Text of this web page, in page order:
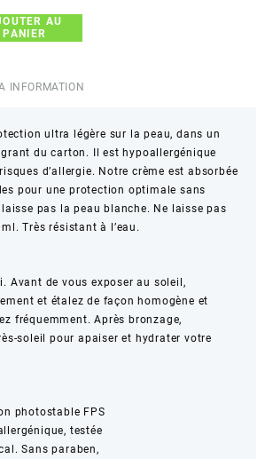
AU
PANIER
INFORMATION
ultra légère sur la peau, dans un
du carton. Il est hypoallergénique
d’allergie. Notre crème est absorbée
pour une protection optimale sans
pas la peau blanche. Ne laisse pas
Très résistant à l’eau.
Avant de vous exposer au soleil,
et étalez de façon homogène et
fréquemment. Après bronzage,
soleil pour apaiser et hydrater votre
photostable FPS
testée
Sans paraben,